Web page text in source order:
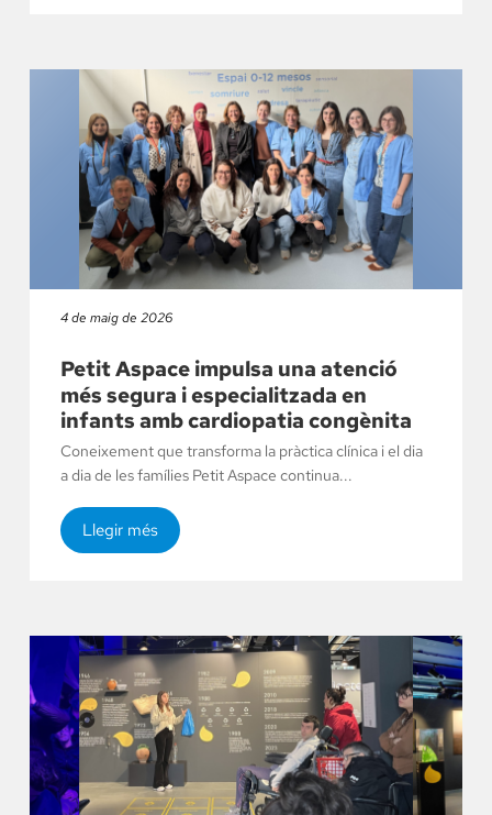
4 de maig de 2026
Petit Aspace impulsa una atenció
més segura i especialitzada en
infants amb cardiopatia congènita
Coneixement que transforma la pràctica clínica i el dia
a dia de les famílies Petit Aspace continua...
Llegir més